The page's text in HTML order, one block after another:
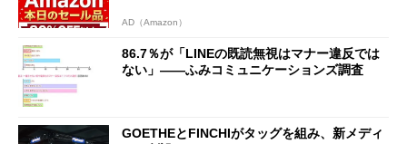
AD（Amazon）
86.7％が「LINEの既読無視はマナー違反では
ない」――ふみコミュニケーションズ調査
GOETHEとFINCHIがタッグを組み、新メディ